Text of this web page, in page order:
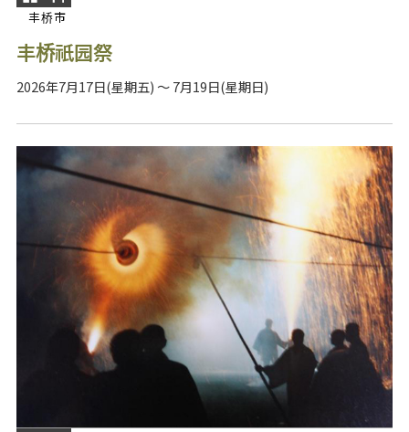
丰桥市
丰桥祇园祭
2026年7月17日(星期五) ～ 7月19日(星期日)